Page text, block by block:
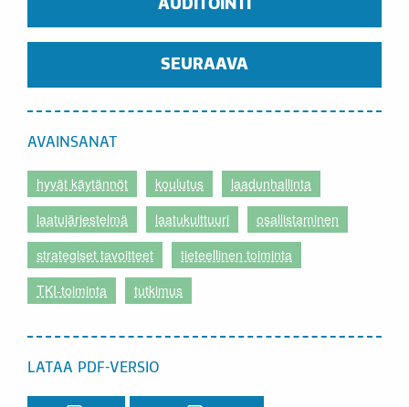
AUDITOINTI
SEURAAVA
AVAINSANAT
hyvät käytännöt koulutus
laadunhallinta
laatujärjestelmä
laatukulttuuri
osallistaminen
strategiset tavoitteet
tieteellinen toiminta
TKI-toiminta
tutkimus
LATAA PDF-VERSIO